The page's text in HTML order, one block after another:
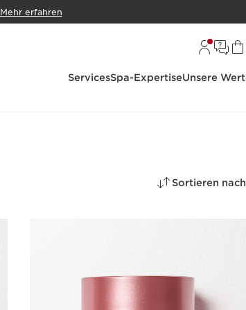
Mehr erfahren
ServicesSpa-ExpertiseUnsere
Sortieren nach